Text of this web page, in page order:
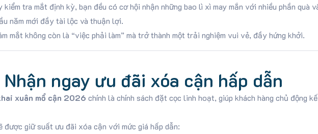
kiểm tra mắt định kỳ, bạn đều có cơ hội nhận những bao lì xì may mắn với nhiều phần quà
năm mới đầy tài lộc và thuận lợi.
mắt không còn là “việc phải làm” mà trở thành một trải nghiệm vui vẻ, đầy hứng khởi.
ngay ưu đãi xóa cận hấp dẫn
xuân mổ cận 2026 chính là chính sách đặt cọc linh hoạt, giúp khách hàng chủ động
được giữ suất ưu đãi xóa cận với mức giá hấp dẫn: